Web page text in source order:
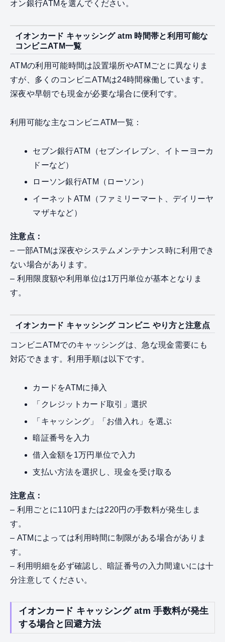
オン銀行ATMを選んでください。
イオンカード キャッシング atm 時間帯と利用可能な
コンビニATM一覧
ATMの利用可能時間は設置場所やATMごとに異なりま
すが、多くのコンビニATMは24時間稼働しています。
深夜や早朝でも現金が必要な場合に便利です。
利用可能な主なコンビニATM一覧：
セブン銀行ATM（セブンイレブン、イトーヨーカ
ドーなど）
ローソン銀行ATM（ローソン）
イーネットATM（ファミリーマート、デイリーヤ
マザキなど）
注意点：
– 一部ATMは深夜やシステムメンテナンス時に利用でき
ない場合があります。
– 利用限度額や利用単位は1万円単位が基本となりま
す。
イオンカード キャッシング コンビニ やり方と注意点
コンビニATMでのキャッシングは、急な現金需要にも
対応できます。利用手順は以下です。
カードをATMに挿入
「クレジットカード取引」選択
「キャッシング」「お借入れ」を選ぶ
暗証番号を入力
借入金額を1万円単位で入力
支払い方法を選択し、現金を受け取る
注意点：
– 利用ごとに110円または220円の手数料が発生しま
す。
– ATMによっては利用時間に制限がある場合がありま
す。
– 利用明細を必ず確認し、暗証番号の入力間違いには十
分注意してください。
イオンカード キャッシング atm 手数料が発生
する場合と回避方法